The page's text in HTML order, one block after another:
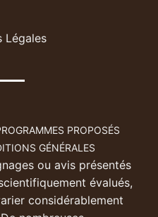
Légales
PROPOSÉS
GÉNÉRALES
ou avis présentés
évalués,
considérablement